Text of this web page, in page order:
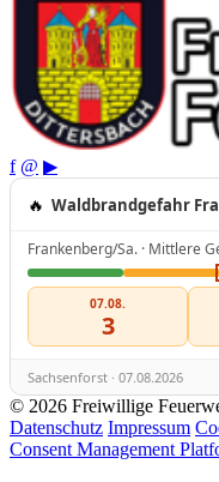
f @ ▶
🔥 Waldbrandgefahr
Frankenberg/Sa. · Mittlere
07.08.
3
Sachsenforst · 07.08.2026
© 2026 Freiwillige
Datenschutz Impressum
Consent Management